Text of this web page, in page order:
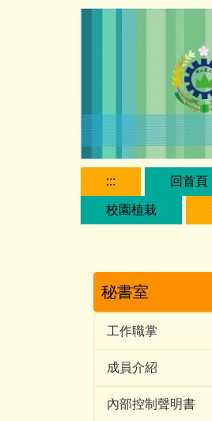
::: 回首頁
校園植栽
秘書室
工作職掌
成員介紹
內部控制聲明書